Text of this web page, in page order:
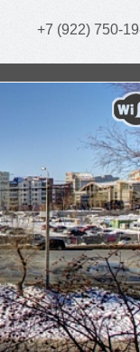
+7 (922) 750-